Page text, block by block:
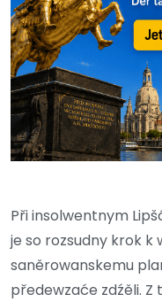
Při insolwentnym
je so rozsudny krok k
saněrowanskemu
předewzaće zdźěli.